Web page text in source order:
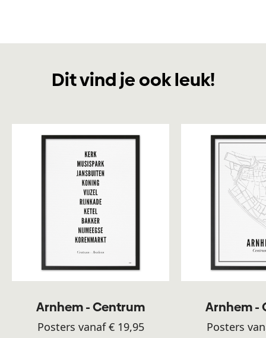
Dit vind je ook leuk!
Arnhem - Centrum
Posters vanaf € 19,95
Arnhem -
Posters